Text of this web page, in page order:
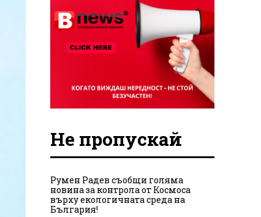
Не пропускай
Румен Радев съобщи голяма
новина за контрола от Космоса
върху екологичната среда на
България!